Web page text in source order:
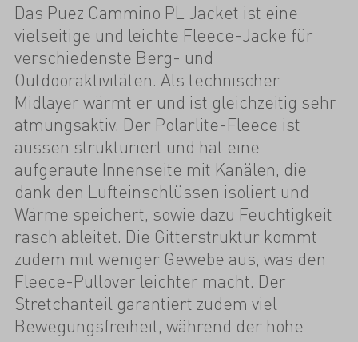
Das Puez Cammino PL Jacket ist eine
vielseitige und leichte Fleece-Jacke für
verschiedenste Berg- und
Outdooraktivitäten. Als technischer
Midlayer wärmt er und ist gleichzeitig sehr
atmungsaktiv. Der Polarlite-Fleece ist
aussen strukturiert und hat eine
aufgeraute Innenseite mit Kanälen, die
dank den Lufteinschlüssen isoliert und
Wärme speichert, sowie dazu Feuchtigkeit
rasch ableitet. Die Gitterstruktur kommt
zudem mit weniger Gewebe aus, was den
Fleece-Pullover leichter macht. Der
Stretchanteil garantiert zudem viel
Bewegungsfreiheit, während der hohe